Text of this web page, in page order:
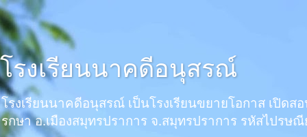
โรงเรียนนาคดีอนุสรณ์
โรงเรียนนาคดีอนุสรณ์ เป็นโรงเรียนขยายโอกาส เปิ
รกษา อ.เมืองสมุทรปราการ จ.สมุทรปราการ รหัสไปรษ